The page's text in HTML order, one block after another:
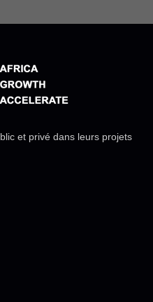
et privé dans leurs projets